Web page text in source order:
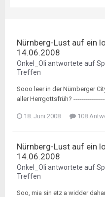
Nürnberg-Lust auf ein
14.06.2008
Onkel_Oli antwortete auf
Treffen
Sooo leer in der Nürnberger
aller Herrgottsfrüh?
18. Juni 2008 108
Nürnberg-Lust auf ein
14.06.2008
Onkel_Oli antwortete auf
Treffen
Soo, mia sin etz a widder